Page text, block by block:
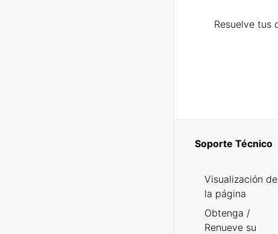
Resuelve tus
Soporte Técnico
Visualización de
la página
Obtenga /
Renueve su